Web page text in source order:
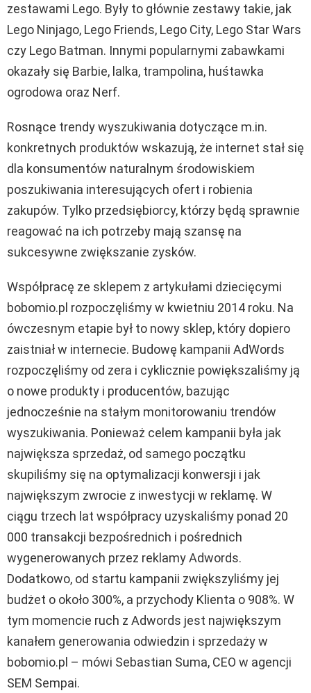
zestawami Lego. Były to głównie zestawy takie, jak
Lego Ninjago, Lego Friends, Lego City, Lego Star Wars
czy Lego Batman. Innymi popularnymi zabawkami
okazały się Barbie, lalka, trampolina, huśtawka
ogrodowa oraz Nerf.
Rosnące trendy wyszukiwania dotyczące m.in.
konkretnych produktów wskazują, że internet stał się
dla konsumentów naturalnym środowiskiem
poszukiwania interesujących ofert i robienia
zakupów. Tylko przedsiębiorcy, którzy będą sprawnie
reagować na ich potrzeby mają szansę na
sukcesywne zwiększanie zysków.
Współpracę ze sklepem z artykułami dziecięcymi
bobomio.pl rozpoczęliśmy w kwietniu 2014 roku. Na
ówczesnym etapie był to nowy sklep, który dopiero
zaistniał w internecie. Budowę kampanii AdWords
rozpoczęliśmy od zera i cyklicznie powiększaliśmy ją
o nowe produkty i producentów, bazując
jednocześnie na stałym monitorowaniu trendów
wyszukiwania. Ponieważ celem kampanii była jak
największa sprzedaż, od samego początku
skupiliśmy się na optymalizacji konwersji i jak
największym zwrocie z inwestycji w reklamę. W
ciągu trzech lat współpracy uzyskaliśmy ponad 20
000 transakcji bezpośrednich i pośrednich
wygenerowanych przez reklamy Adwords.
Dodatkowo, od startu kampanii zwiększyliśmy jej
budżet o około 300%, a przychody Klienta o 908%. W
tym momencie ruch z Adwords jest największym
kanałem generowania odwiedzin i sprzedaży w
bobomio.pl – mówi Sebastian Suma, CEO w agencji
SEM Sempai.